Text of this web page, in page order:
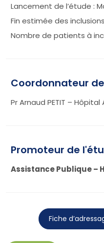
Lancement de l’étude :
Fin estimée des
Nombre de patients à
Coordonnateur
Pr Arnaud PETIT –
Promoteur de
Assistance Publique –
Fiche